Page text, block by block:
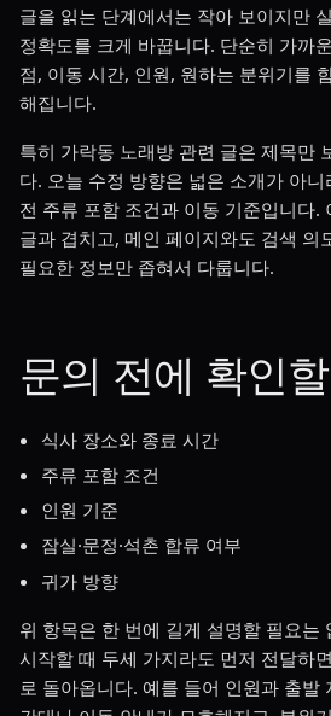
글을 읽는 단계에서는 작아 보이지만
정확도를 크게 바꿉니다. 단순히 가까
점, 이동 시간, 인원, 원하는 분위기를
해집니다.
특히 가락동 노래방 관련 글은 제목만
다. 오늘 수정 방향은 넓은 소개가 아
전 주류 포함 조건과 이동 기준입니다.
글과 겹치고, 메인 페이지와도 검색 의
필요한 정보만 좁혀서 다룹니다.
문의 전에 확인
식사 장소와 종료 시간
주류 포함 조건
인원 기준
잠실·문정·석촌 합류 여부
귀가 방향
위 항목은 한 번에 길게 설명할 필요는
시작할 때 두세 가지라도 먼저 전달하
로 돌아옵니다. 예를 들어 인원과 출발